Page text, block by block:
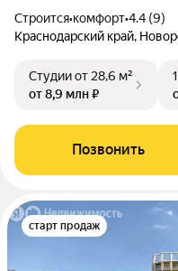
Строится•комфорт•4.4 (9)
Краснодарский край,
Студииот 28,6 м²
от 8,9 млн ₽
Позвонить
старт продаж